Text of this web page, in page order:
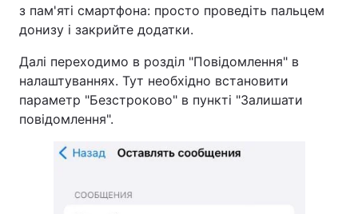
з пам'яті смартфона: просто проведіть пальцем
донизу і закрийте додатки.
Далі переходимо в розділ "Повідомлення" в
налаштуваннях. Тут необхідно встановити
параметр "Безстроково" в пункті "Залишати
повідомлення".